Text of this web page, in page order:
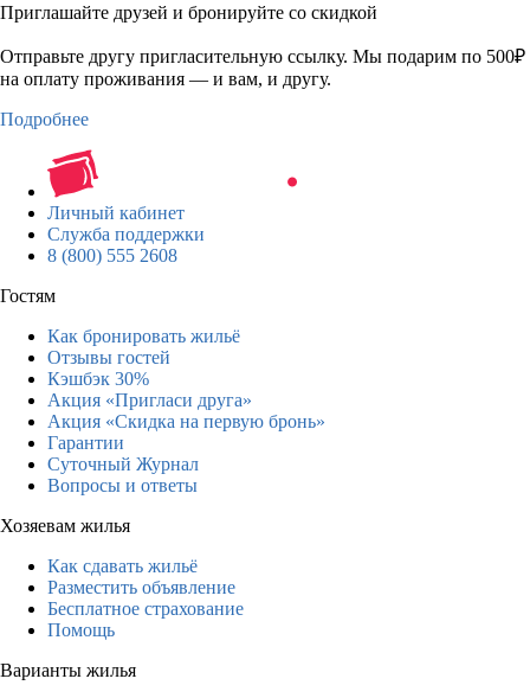
Приглашайте друзей и бронируйте со скидкой
Отправьте другу пригласительную ссылку. Мы подарим по 500₽
на оплату проживания — и вам, и другу.
Подробнее
Личный кабинет
Служба поддержки
8 (800) 555 2608
Гостям
Как бронировать жильё
Отзывы гостей
Кэшбэк 30%
Акция «Пригласи друга»
Акция «Скидка на первую бронь»
Гарантии
Суточный Журнал
Вопросы и ответы
Хозяевам жилья
Как сдавать жильё
Разместить объявление
Бесплатное страхование
Помощь
Варианты жилья